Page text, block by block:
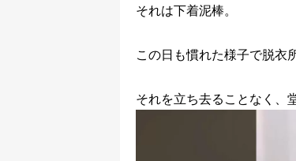
それは下着泥棒。
この日も慣れた様子で脱衣
それを立ち去ることなく、